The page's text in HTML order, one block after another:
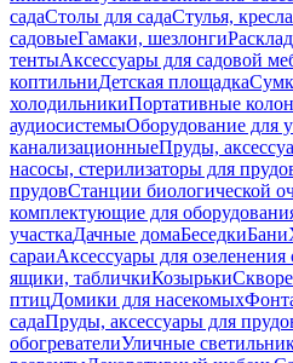
садаСтолы для садаСтулья,
садовыеГамаки, шезлонги
тентыАксессуары для садовой
коптильниДетская площадка
холодильникиПортативные
аудиосистемыОборудование для
канализационныеПруды,
насосы, стерилизаторы для
прудовСтанции биологической
комплектующие для
участкаДачные домаБеседкиБани
сараиАксессуары для озеленения
ящики, табличкиКозырьки
птицДомики для насекомых
садаПруды, аксессуары для
обогревателиУличные